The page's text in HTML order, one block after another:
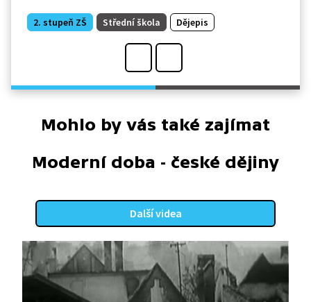
2. stupeň ZŠ Střední škola Dějepis
Mohlo by vás také zajímat
Moderní doba - české dějiny
Další videa